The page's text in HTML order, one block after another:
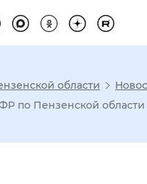
области
по Пензенской